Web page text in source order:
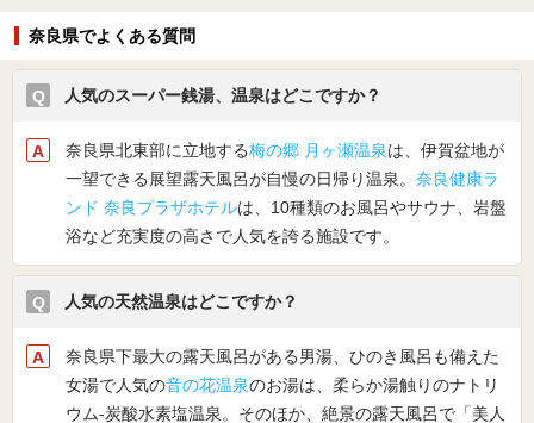
奈良県でよくある質問
人気のスーパー銭湯、温泉はどこですか？
奈良県北東部に立地する梅の郷 月ヶ瀬温泉は、伊賀盆地が
一望できる展望露天風呂が自慢の日帰り温泉。 奈良健康ラ
ンド 奈良プラザホテルは、10種類のお風呂やサウナ、岩盤
浴など充実度の高さで人気を誇る施設です。
人気の天然温泉はどこですか？
奈良県下最大の露天風呂がある男湯、ひのき風呂も備えた
女湯で人気の音の花温泉のお湯は、柔らか湯触りのナトリ
ウム-炭酸水素塩温泉。そのほか、絶景の露天風呂で「美人